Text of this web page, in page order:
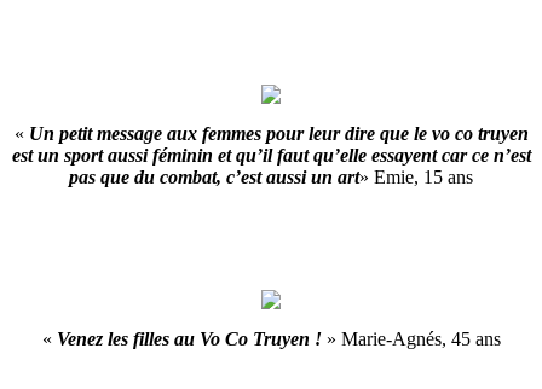
« Un petit message aux femmes pour leur dire que le vo co truyen
est un sport aussi féminin et qu’il faut qu’elle essayent car ce n’est
pas que du combat, c’est aussi un art» Emie, 15 ans
« Venez les filles au Vo Co Truyen ! » Marie-Agnés, 45 ans